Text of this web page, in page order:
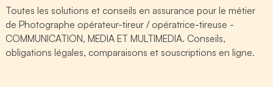
Toutes les solutions et conseils en assurance pour le métier
de Photographe opérateur-tireur / opératrice-tireuse -
COMMUNICATION, MEDIA ET MULTIMEDIA. Conseils,
obligations légales, comparaisons et souscriptions en ligne.